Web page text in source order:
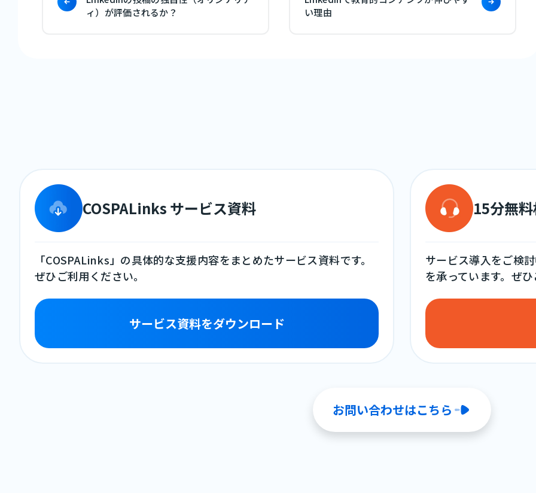
ィ）が評価されるか？
い理由
COSPALinks サービス資料
「COSPALinks」の具体的な支援内容をまとめたサービス資料です。
ぜひご利用ください。
サービス資料をダウンロード
15分無
サービス導入をご検
を承っています。ぜ
お問い合わせはこちら